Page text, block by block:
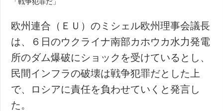
防衛
社会・文化
スポーツ
犯罪
事故・緊急事態
追加 サービス
欧州連合（ＥＵ）のミシェル欧州理事会議長
は、６日のウクライナ南部カホウカ水力発電
所のダム爆破にショックを受けているとし、
民間インフラの破壊は戦争犯罪だとした上
で、ロシアに責任を負わせていくと発言し
た。